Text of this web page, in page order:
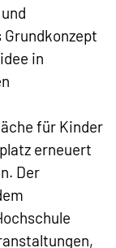
in
für Kinder
erneuert
Der